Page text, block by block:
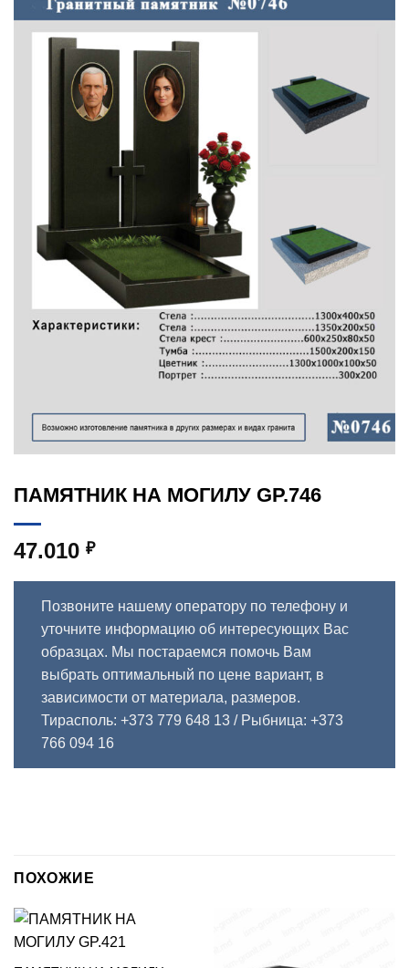
ПАМЯТНИК НА МОГИЛУ GP.746
47.010 ₽
Позвоните нашему оператору по телефону и
уточните информацию об интересующих Вас
образцах. Мы постараемся помочь Вам
выбрать оптимальный по цене вариант, в
зависимости от материала, размеров.
Тирасполь: +373 779 648 13 / Рыбница: +373
766 094 16
ПОХОЖИЕ